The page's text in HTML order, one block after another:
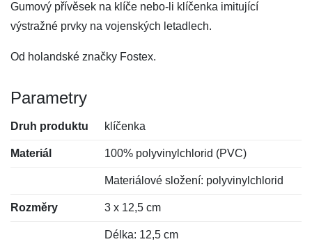
Gumový přívěsek na klíče nebo-li klíčenka imitující
výstražné prvky na vojenských letadlech.
Od holandské značky Fostex.
Parametry
Druh produktu klíčenka
Materiál 100% polyvinylchlorid (PVC)
Materiálové složení: polyvinylchlorid
Rozměry 3 x 12,5 cm
Délka: 12,5 cm